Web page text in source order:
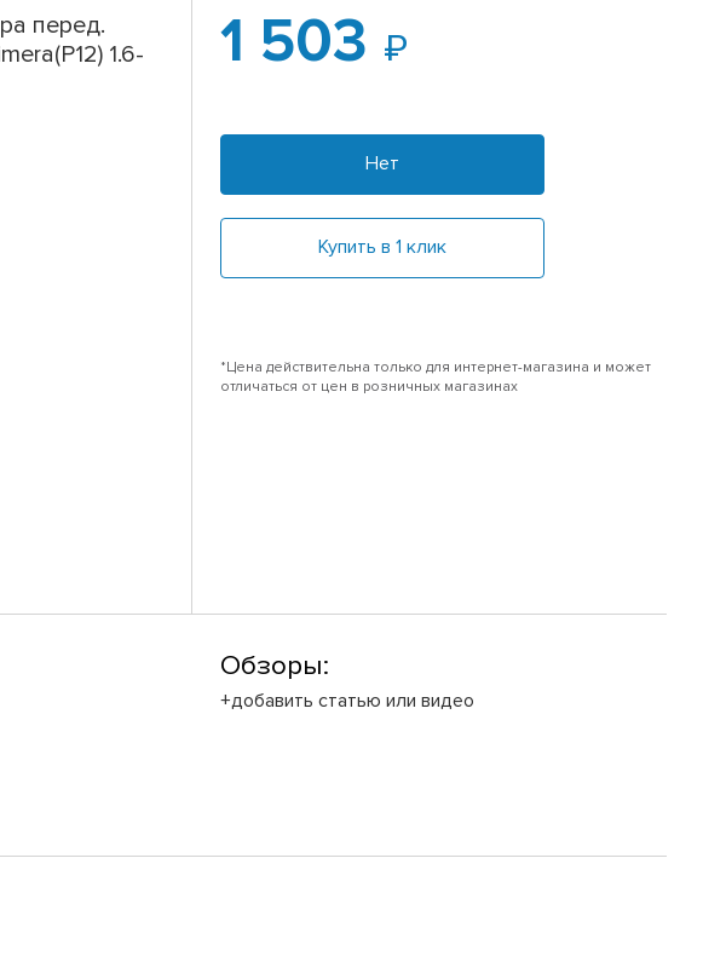
перед.
1.6-
1 503
Нет
Купить в 1 клик
*Цена действительна только для интернет-магазина и может
отличаться от цен в розничных магазинах
Обзоры:
+добавить статью или видео